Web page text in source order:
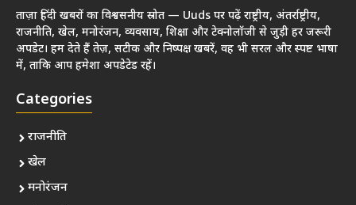
ताज़ा हिंदी खबरों का विश्वसनीय स्रोत — Uuds पर पढ़ें राष्ट्रीय, अंतर्राष्ट्रीय,
राजनीति, खेल, मनोरंजन, व्यवसाय, शिक्षा और टेक्नोलॉजी से जुड़ी हर जरूरी
अपडेट। हम देते हैं तेज़, सटीक और निष्पक्ष खबरें, वह भी सरल और स्पष्ट भाषा
में, ताकि आप हमेशा अपडेटेड रहें।
Categories
राजनीति
खेल
मनोरंजन